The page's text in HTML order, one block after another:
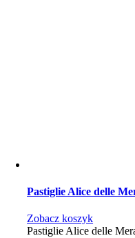
Pastiglie Alice delle
Zobacz koszyk
Pastiglie Alice delle